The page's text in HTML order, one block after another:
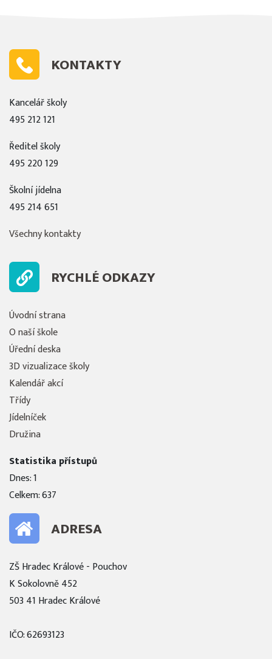
KONTAKTY
Kancelář školy
495 212 121
Ředitel školy
495 220 129
Školní jídelna
495 214 651
Všechny kontakty
RYCHLÉ ODKAZY
Úvodní strana
O naší škole
Úřední deska
3D vizualizace školy
Kalendář akcí
Třídy
Jídelníček
Družina
Statistika přístupů
Dnes: 1
Celkem: 637
ADRESA
ZŠ Hradec Králové - Pouchov
K Sokolovně 452
503 41 Hradec Králové
IČO: 62693123